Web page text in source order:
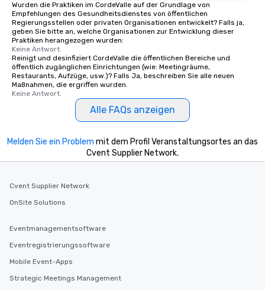
interactive experiences are included
along the way exclusively to our tours,
ensuring there is never a dull moment.
Different Types of Cuisine Our
experiences offer the ability to enjoy
several renowned restaurants in one
convenient outing, including ones you
and your guests might not have
discovered otherwise on your own or
at a typical corporate dinner. We offer
in the city and dive into various
cuisines and dishes. All the pre-
high standards to ensure they will
key. Whether you desire a tour during
business hours or early evening right
after work, we can coordinate with
needs. Go for as Long or as Short as
Wurden die Praktiken im CordeValle auf der Grundlage von
Empfehlungen des Gesundheitsdienstes von öffentlichen
Regierungsstellen oder privaten Organisationen entwickelt? Falls ja,
geben Sie bitte an, welche Organisationen zur Entwicklung dieser
Praktiken herangezogen wurden:
Keine Antwort.
Reinigt und desinfiziert CordeValle die öffentlichen Bereiche und
öffentlich zugänglichen Einrichtungen (wie: Meetingräume,
Restaurants, Aufzüge, usw.)? Falls Ja, beschreiben Sie alle neuen
Maßnahmen, die ergriffen wurden.
Keine Antwort.
Alle FAQs anzeigen
Melden Sie ein Problem mit dem Profil Veranstaltungsortes an das
Cvent Supplier Network.
Cvent Supplier Network
OnSite Solutions
Eventmanagementsoftware
Eventregistrierungssoftware
Mobile Event-Apps
Strategic Meetings Management